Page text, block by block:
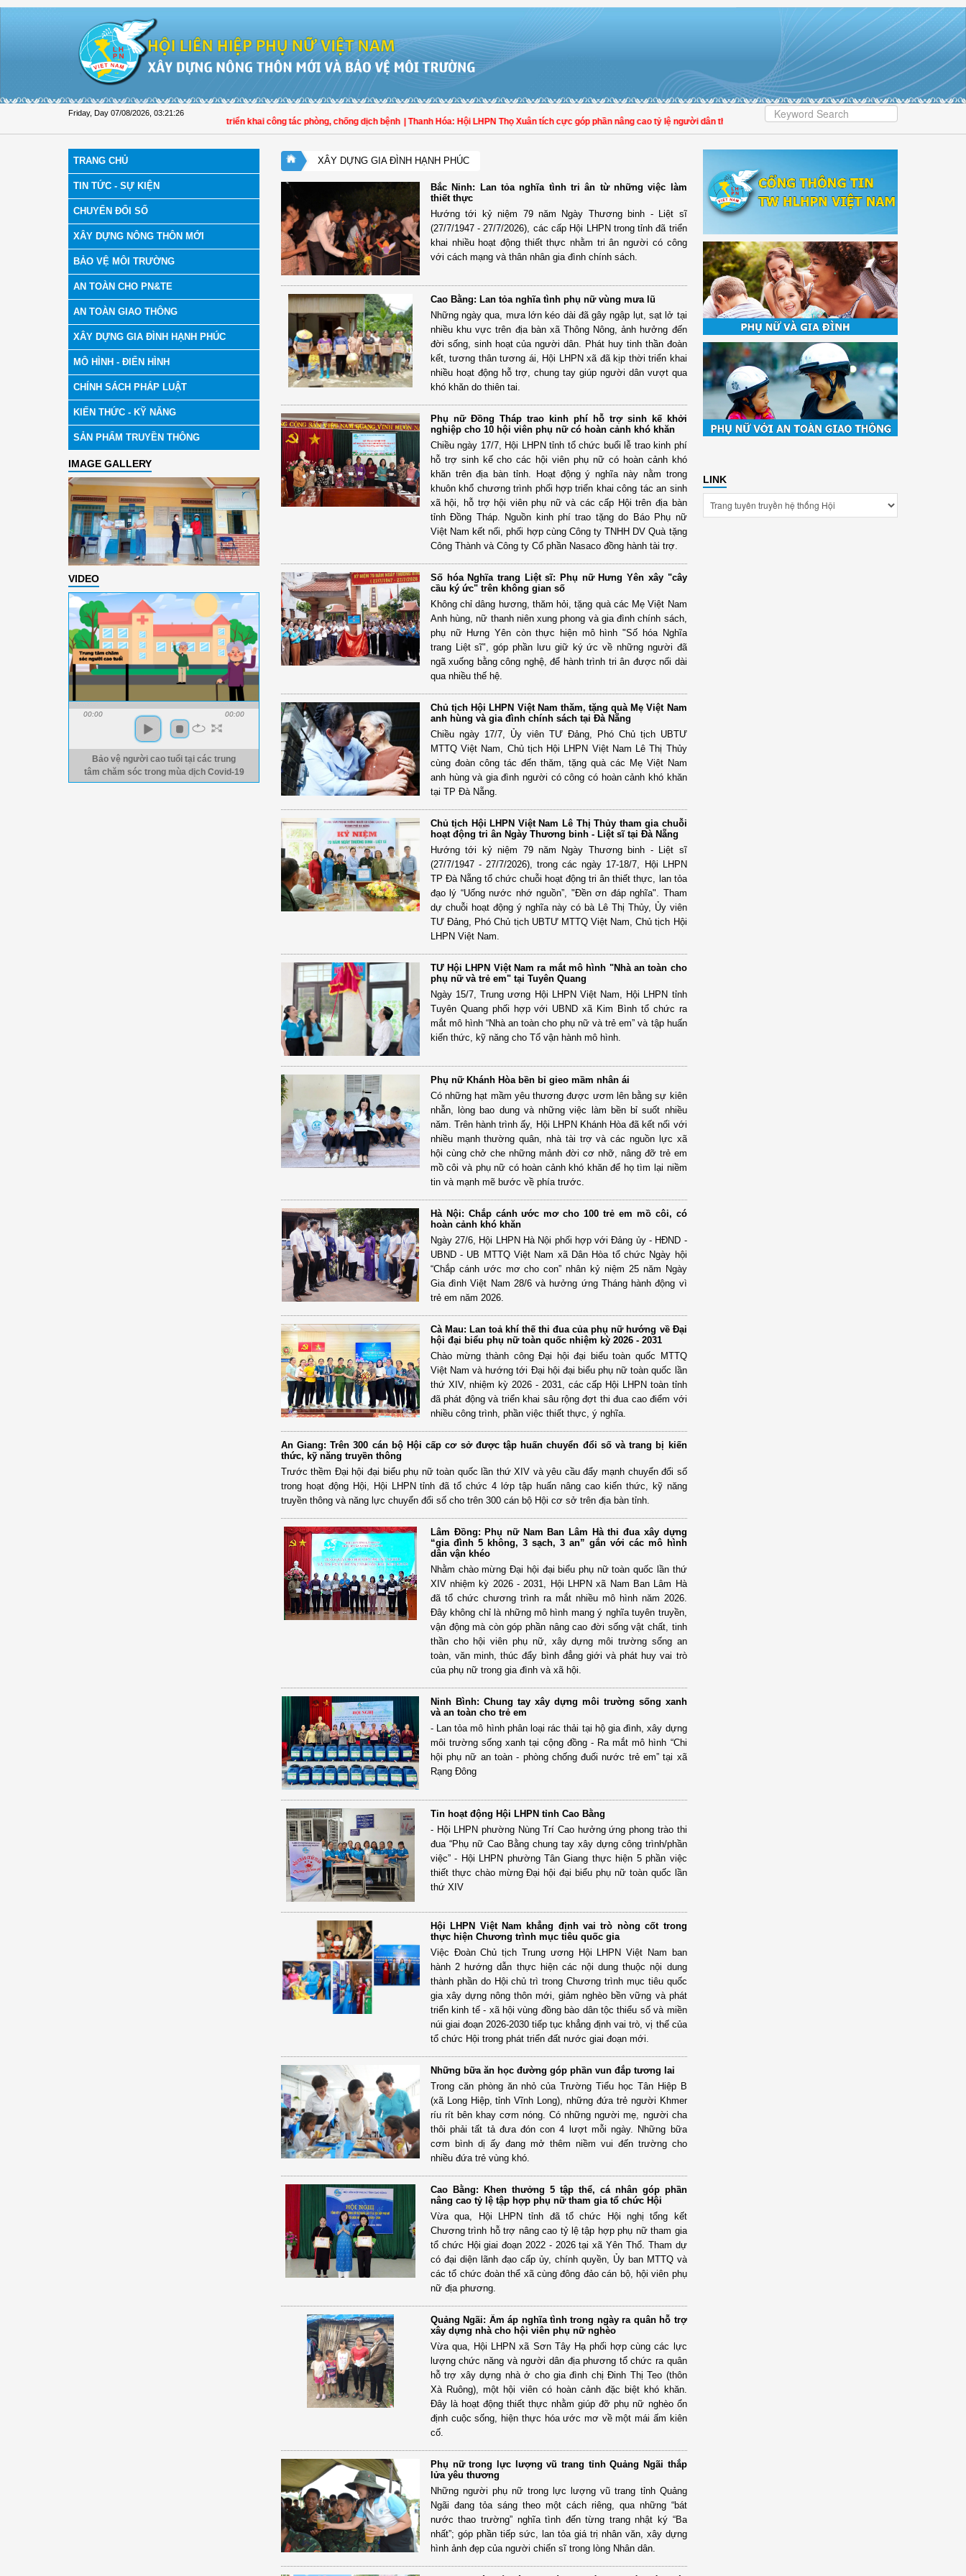
Friday, Day 07/08/2026 03:21:27
LHPN tỉnh Đồng Tháp tuyên truyền, hướng dẫn, triển khai công tác phòng, chống dịch bệnh | Thanh Hóa: Hội LHPN Thọ Xuân tích cực góp phần nâng cao tỷ lệ người dân tham gia bảo hiểm y tế
TRANG CHỦ
TIN TỨC - SỰ KIỆN
CHUYỂN ĐỔI SỐ
XÂY DỰNG NÔNG THÔN MỚI
BẢO VỆ MÔI TRƯỜNG
AN TOÀN CHO PN&TE
AN TOÀN GIAO THÔNG
XÂY DỰNG GIA ĐÌNH HẠNH PHÚC
MÔ HÌNH - ĐIỂN HÌNH
CHÍNH SÁCH PHÁP LUẬT
KIẾN THỨC - KỸ NĂNG
SẢN PHẨM TRUYỀN THÔNG
IMAGE GALLERY
VIDEO
00:00 00:00
Bảo vệ người cao tuổi tại các trung
tâm chăm sóc trong mùa dịch Covid-19
XÂY DỰNG GIA ĐÌNH HẠNH PHÚC
Bắc Ninh: Lan tỏa nghĩa tình tri ân từ những việc làm
thiết thực
Hướng tới kỷ niệm 79 năm Ngày Thương binh - Liệt sĩ
(27/7/1947 - 27/7/2026), các cấp Hội LHPN trong tỉnh đã triển
khai nhiều hoạt động thiết thực nhằm tri ân người có công
với cách mạng và thân nhân gia đình chính sách.
Cao Bằng: Lan tỏa nghĩa tình phụ nữ vùng mưa lũ
Những ngày qua, mưa lớn kéo dài đã gây ngập lụt, sạt lở tại
nhiều khu vực trên địa bàn xã Thông Nông, ảnh hưởng đến
đời sống, sinh hoạt của người dân. Phát huy tinh thần đoàn
kết, tương thân tương ái, Hội LHPN xã đã kịp thời triển khai
nhiều hoạt động hỗ trợ, chung tay giúp người dân vượt qua
khó khăn do thiên tai.
Phụ nữ Đồng Tháp trao kinh phí hỗ trợ sinh kế khởi
nghiệp cho 10 hội viên phụ nữ có hoàn cảnh khó khăn
Chiều ngày 17/7, Hội LHPN tỉnh tổ chức buổi lễ trao kinh phí
hỗ trợ sinh kế cho các hội viên phụ nữ có hoàn cảnh khó
khăn trên địa bàn tỉnh. Hoạt động ý nghĩa này nằm trong
khuôn khổ chương trình phối hợp triển khai công tác an sinh
xã hội, hỗ trợ hội viên phụ nữ và các cấp Hội trên địa bàn
tỉnh Đồng Tháp. Nguồn kinh phí trao tặng do Báo Phụ nữ
Việt Nam kết nối, phối hợp cùng Công ty TNHH DV Quà tặng
Công Thành và Công ty Cổ phần Nasaco đồng hành tài trợ.
Số hóa Nghĩa trang Liệt sĩ: Phụ nữ Hưng Yên xây "cây
cầu ký ức" trên không gian số
Không chỉ dâng hương, thăm hỏi, tặng quà các Mẹ Việt Nam
Anh hùng, nữ thanh niên xung phong và gia đình chính sách,
phụ nữ Hưng Yên còn thực hiện mô hình "Số hóa Nghĩa
trang Liệt sĩ", góp phần lưu giữ ký ức về những người đã
ngã xuống bằng công nghệ, để hành trình tri ân được nối dài
qua nhiều thế hệ.
Chủ tịch Hội LHPN Việt Nam thăm, tặng quà Mẹ Việt Nam
anh hùng và gia đình chính sách tại Đà Nẵng
Chiều ngày 17/7, Ủy viên TƯ Đảng, Phó Chủ tịch UBTƯ
MTTQ Việt Nam, Chủ tịch Hội LHPN Việt Nam Lê Thị Thủy
cùng đoàn công tác đến thăm, tặng quà các Mẹ Việt Nam
anh hùng và gia đình người có công có hoàn cảnh khó khăn
tại TP Đà Nẵng.
Chủ tịch Hội LHPN Việt Nam Lê Thị Thủy tham gia chuỗi
hoạt động tri ân Ngày Thương binh - Liệt sĩ tại Đà Nẵng
Hướng tới kỷ niệm 79 năm Ngày Thương binh - Liệt sĩ
(27/7/1947 - 27/7/2026), trong các ngày 17-18/7, Hội LHPN
TP Đà Nẵng tổ chức chuỗi hoạt động tri ân thiết thực, lan tỏa
đạo lý “Uống nước nhớ nguồn”, "Đền ơn đáp nghĩa". Tham
dự chuỗi hoạt động ý nghĩa này có bà Lê Thị Thủy, Ủy viên
TƯ Đảng, Phó Chủ tịch UBTƯ MTTQ Việt Nam, Chủ tịch Hội
LHPN Việt Nam.
TƯ Hội LHPN Việt Nam ra mắt mô hình "Nhà an toàn cho
phụ nữ và trẻ em" tại Tuyên Quang
Ngày 15/7, Trung ương Hội LHPN Việt Nam, Hội LHPN tỉnh
Tuyên Quang phối hợp với UBND xã Kim Bình tổ chức ra
mắt mô hình “Nhà an toàn cho phụ nữ và trẻ em” và tập huấn
kiến thức, kỹ năng cho Tổ vận hành mô hình.
Phụ nữ Khánh Hòa bền bỉ gieo mầm nhân ái
Có những hạt mầm yêu thương được ươm lên bằng sự kiên
nhẫn, lòng bao dung và những việc làm bền bỉ suốt nhiều
năm. Trên hành trình ấy, Hội LHPN Khánh Hòa đã kết nối với
nhiều mạnh thường quân, nhà tài trợ và các nguồn lực xã
hội cùng chở che những mảnh đời cơ nhỡ, nâng đỡ trẻ em
mồ côi và phụ nữ có hoàn cảnh khó khăn để họ tìm lại niềm
tin và mạnh mẽ bước về phía trước.
Hà Nội: Chắp cánh ước mơ cho 100 trẻ em mồ côi, có
hoàn cảnh khó khăn
Ngày 27/6, Hội LHPN Hà Nội phối hợp với Đảng ủy - HĐND -
UBND - UB MTTQ Việt Nam xã Dân Hòa tổ chức Ngày hội
“Chắp cánh ước mơ cho con” nhân kỷ niệm 25 năm Ngày
Gia đình Việt Nam 28/6 và hưởng ứng Tháng hành động vì
trẻ em năm 2026.
Cà Mau: Lan toả khí thế thi đua của phụ nữ hướng về Đại
hội đại biểu phụ nữ toàn quốc nhiệm kỳ 2026 - 2031
Chào mừng thành công Đại hội đại biểu toàn quốc MTTQ
Việt Nam và hướng tới Đại hội đại biểu phụ nữ toàn quốc lần
thứ XIV, nhiệm kỳ 2026 - 2031, các cấp Hội LHPN toàn tỉnh
đã phát động và triển khai sâu rộng đợt thi đua cao điểm với
nhiều công trình, phần việc thiết thực, ý nghĩa.
An Giang: Trên 300 cán bộ Hội cấp cơ sở được tập huấn chuyển đổi số và trang bị kiến
thức, kỹ năng truyền thông
Trước thềm Đại hội đại biểu phụ nữ toàn quốc lần thứ XIV và yêu cầu đẩy mạnh chuyển đổi số
trong hoạt động Hội, Hội LHPN tỉnh đã tổ chức 4 lớp tập huấn nâng cao kiến thức, kỹ năng
truyền thông và năng lực chuyển đổi số cho trên 300 cán bộ Hội cơ sở trên địa bàn tỉnh.
Lâm Đồng: Phụ nữ Nam Ban Lâm Hà thi đua xây dựng
“gia đình 5 không, 3 sạch, 3 an” gắn với các mô hình
dân vận khéo
Nhằm chào mừng Đại hội đại biểu phụ nữ toàn quốc lần thứ
XIV nhiệm kỳ 2026 - 2031, Hội LHPN xã Nam Ban Lâm Hà
đã tổ chức chương trình ra mắt nhiều mô hình năm 2026.
Đây không chỉ là những mô hình mang ý nghĩa tuyên truyền,
vận động mà còn góp phần nâng cao đời sống vật chất, tinh
thần cho hội viên phụ nữ, xây dựng môi trường sống an
toàn, văn minh, thúc đẩy bình đẳng giới và phát huy vai trò
của phụ nữ trong gia đình và xã hội.
Ninh Bình: Chung tay xây dựng môi trường sống xanh
và an toàn cho trẻ em
- Lan tỏa mô hình phân loại rác thải tại hộ gia đình, xây dựng
môi trường sống xanh tại cộng đồng - Ra mắt mô hình “Chi
hội phụ nữ an toàn - phòng chống đuối nước trẻ em” tại xã
Rạng Đông
Tin hoạt động Hội LHPN tỉnh Cao Bằng
- Hội LHPN phường Nùng Trí Cao hưởng ứng phong trào thi
đua “Phụ nữ Cao Bằng chung tay xây dựng công trình/phần
việc” - Hội LHPN phường Tân Giang thực hiện 5 phần việc
thiết thực chào mừng Đại hội đại biểu phụ nữ toàn quốc lần
thứ XIV
Hội LHPN Việt Nam khẳng định vai trò nòng cốt trong
thực hiện Chương trình mục tiêu quốc gia
Việc Đoàn Chủ tịch Trung ương Hội LHPN Việt Nam ban
hành 2 hướng dẫn thực hiện các nội dung thuộc nội dung
thành phần do Hội chủ trì trong Chương trình mục tiêu quốc
gia xây dựng nông thôn mới, giảm nghèo bền vững và phát
triển kinh tế - xã hội vùng đồng bào dân tộc thiểu số và miền
núi giai đoạn 2026-2030 tiếp tục khẳng định vai trò, vị thế của
tổ chức Hội trong phát triển đất nước giai đoạn mới.
Những bữa ăn học đường góp phần vun đắp tương lai
Trong căn phòng ăn nhỏ của Trường Tiểu học Tân Hiệp B
(xã Long Hiệp, tỉnh Vĩnh Long), những đứa trẻ người Khmer
ríu rít bên khay cơm nóng. Có những người mẹ, người cha
thôi phải tất tả đưa đón con 4 lượt mỗi ngày. Những bữa
cơm bình dị ấy đang mở thêm niềm vui đến trường cho
nhiều đứa trẻ vùng khó.
Cao Bằng: Khen thưởng 5 tập thể, cá nhân góp phần
nâng cao tỷ lệ tập hợp phụ nữ tham gia tổ chức Hội
Vừa qua, Hội LHPN tỉnh đã tổ chức Hội nghị tổng kết
Chương trình hỗ trợ nâng cao tỷ lệ tập hợp phụ nữ tham gia
tổ chức Hội giai đoạn 2022 - 2026 tại xã Yên Thổ. Tham dự
có đại diện lãnh đạo cấp ủy, chính quyền, Ủy ban MTTQ và
các tổ chức đoàn thể xã cùng đông đảo cán bộ, hội viên phụ
nữ địa phương.
Quảng Ngãi: Ấm áp nghĩa tình trong ngày ra quân hỗ trợ
xây dựng nhà cho hội viên phụ nữ nghèo
Vừa qua, Hội LHPN xã Sơn Tây Hạ phối hợp cùng các lực
lượng chức năng và người dân địa phương tổ chức ra quân
hỗ trợ xây dựng nhà ở cho gia đình chị Đinh Thị Teo (thôn
Xà Ruông), một hội viên có hoàn cảnh đặc biệt khó khăn.
Đây là hoạt động thiết thực nhằm giúp đỡ phụ nữ nghèo ổn
định cuộc sống, hiện thực hóa ước mơ về một mái ấm kiên
cố.
Phụ nữ trong lực lượng vũ trang tỉnh Quảng Ngãi thắp
lửa yêu thương
Những người phụ nữ trong lực lượng vũ trang tỉnh Quảng
Ngãi đang tỏa sáng theo một cách riêng, qua những “bát
nước thao trường” nghĩa tình đến từng trang nhật ký “Ba
nhất”; góp phần tiếp sức, lan tỏa giá trị nhân văn, xây dựng
hình ảnh đẹp của người chiến sĩ trong lòng Nhân dân.
LINK